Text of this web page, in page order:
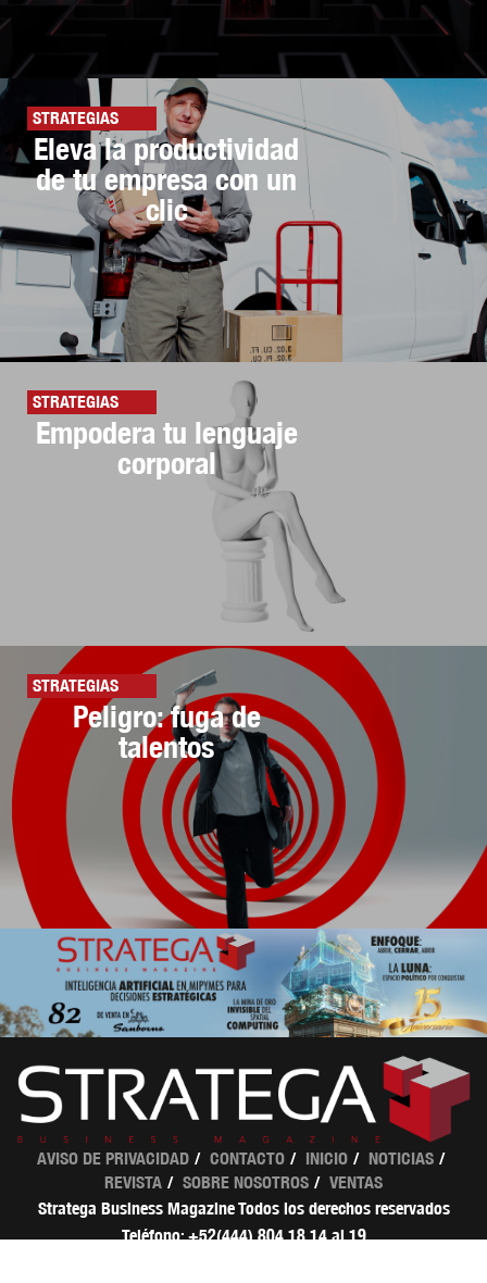
STRATEGIAS
Eleva la productividad
de tu empresa con un
clic
STRATEGIAS
Empodera tu lenguaje
corporal
STRATEGIAS
Peligro: fuga de
talentos
AVISO DE PRIVACIDAD CONTACTO INICIO
NOTICIAS
REVISTA
SOBRE NOSOTROS
VENTAS
Stratega Business Magazine Todos los derechos reservados
Teléfono: +52(444) 804 18 14 al 19